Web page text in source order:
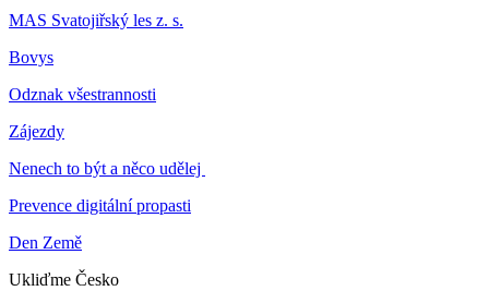
MAS Svatojiřský les z. s.
Bovys
Odznak všestrannosti
Zájezdy
Nenech to být a něco udělej
Prevence digitální propasti
Den Země
Ukliďme Česko